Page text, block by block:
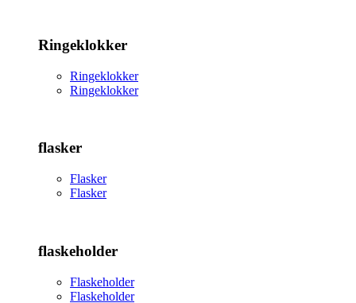
Ringeklokker
Ringeklokker
Ringeklokker
flasker
Flasker
Flasker
flaskeholder
Flaskeholder
Flaskeholder